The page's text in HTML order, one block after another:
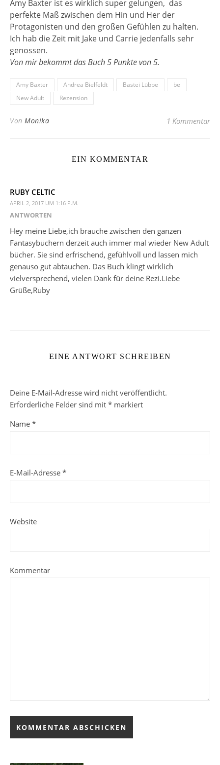
Amy Baxter ist es wirklich super gelungen, das
perfekte Maß zwischen dem Hin und Her der
Protagonisten und den großen Gefühlen zu halten.
Ich hab die Zeit mit Jake und Carrie jedenfalls sehr
genossen.
Von mir bekommt das Buch 5 Punkte von 5.
Amy Baxter Andrea Bielfeldt Bastei Lübbe
be
New Adult
Rezension
Von Monika 1 Kommentar
EIN KOMMENTAR
RUBY CELTIC
APRIL 2, 2017 UM 1:16 P.M.
ANTWORTEN
Hey meine Liebe,ich brauche zwischen den ganzen
Fantasybüchern derzeit auch immer mal wieder New Adult
bücher. Sie sind erfrischend, gefühlvoll und lassen mich
genauso gut abtauchen. Das Buch klingt wirklich
vielversprechend, vielen Dank für deine Rezi.Liebe
Grüße,Ruby
EINE ANTWORT SCHREIBEN
Deine E-Mail-Adresse wird nicht veröffentlicht.
Erforderliche Felder sind mit * markiert
Name *
E-Mail-Adresse *
Website
Kommentar